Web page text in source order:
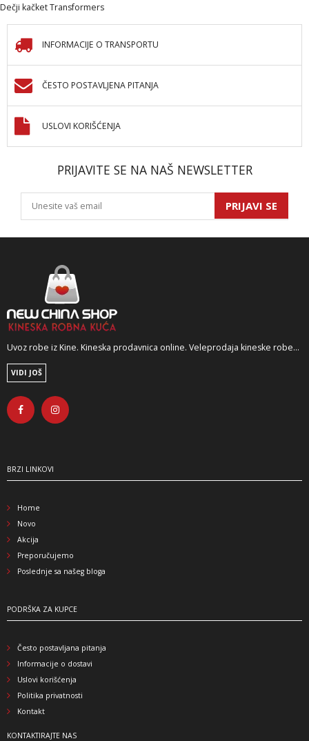
Dečji kačket Transformers
INFORMACIJE O TRANSPORTU
ČESTO POSTAVLJENA PITANJA
USLOVI KORIŠĆENJA
PRIJAVITE SE NA NAŠ NEWSLETTER
PRIJAVI SE
Uvoz robe iz Kine. Kineska prodavnica online. Veleprodaja kineske robe...
VIDI JOŠ
BRZI LINKOVI
Home
Novo
Akcija
Preporučujemo
Poslednje sa našeg bloga
PODRŠKA ZA KUPCE
Često postavljana pitanja
Informacije o dostavi
Uslovi korišćenja
Politika privatnosti
Kontakt
KONTAKTIRAJTE NAS